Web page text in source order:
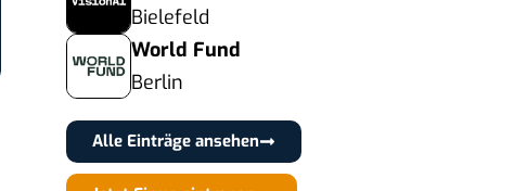
Bielefeld
World Fund
Berlin
Alle Einträge ansehen